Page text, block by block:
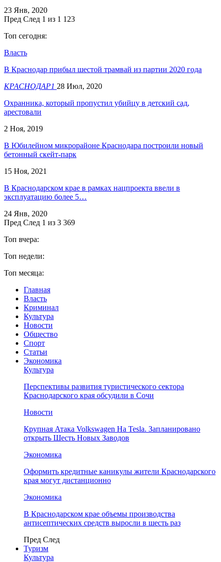
23 Янв, 2020
Пред След 1 из 1 123
Топ сегодня:
Власть
В Краснодар прибыл шестой трамвай из партии 2020 года
КРАСНОДАР1 28 Июл, 2020
Охранника, который пропустил убийцу в детский сад,
арестовали
2 Ноя, 2019
В Юбилейном микрорайоне Краснодара построили новый
бетонный скейт-парк
15 Ноя, 2021
В Краснодарском крае в рамках нацпроекта ввели в
эксплуатацию более 5…
24 Янв, 2020
Пред След 1 из 3 369
Топ вчера:
Топ недели:
Топ месяца:
Главная
Власть
Криминал
Культура
Новости
Общество
Спорт
Статьи
Экономика
Культура
Перспективы развития туристического сектора
Краснодарского края обсудили в Сочи
Новости
Крупная Атака Volkswagen На Tesla. Запланировано
открыть Шесть Новых Заводов
Экономика
Оформить кредитные каникулы жители Краснодарского
края могут дистанционно
Экономика
В Краснодарском крае объемы производства
антисептических средств выросли в шесть раз
Пред След
Туризм
Культура